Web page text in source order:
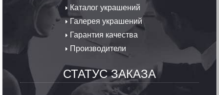
Каталог украшений
Галерея украшений
Гарантия качества
Производители
СТАТУС ЗАКАЗА